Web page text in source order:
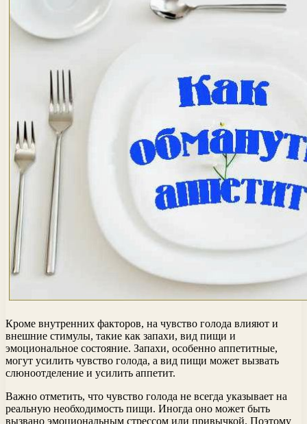
Кроме внутренних факторов, на чувство голода влияют и
внешние стимулы, такие как запахи, вид пищи и
эмоциональное состояние. Запахи, особенно аппетитные,
могут усилить чувство голода, а вид пищи может вызвать
слюноотделение и усилить аппетит.
Важно отметить, что чувство голода не всегда указывает на
реальную необходимость пищи. Иногда оно может быть
вызвано эмоциональным стрессом или привычкой. Поэтому